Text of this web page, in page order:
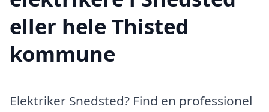
eller hele Thisted
kommune
Elektriker Snedsted? Find en professionel